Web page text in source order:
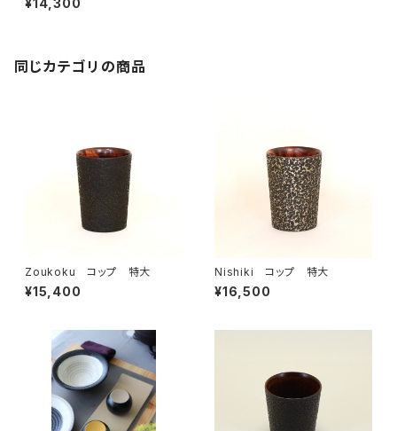
¥14,300
同じカテゴリの商品
Zoukoku コップ 特大
¥15,400
Nishiki コップ 特大
¥16,500